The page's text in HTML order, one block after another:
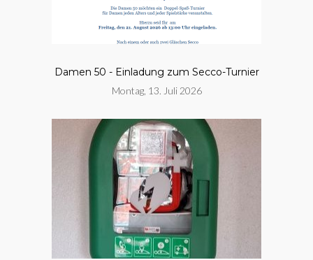
Damen 50 - Einladung zum Secco-Turnier
Montag, 13. Juli 2026